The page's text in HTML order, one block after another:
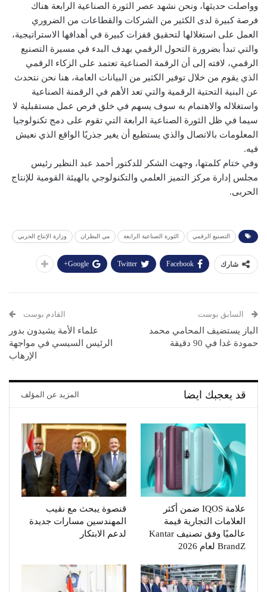
وواصلت حديثها، ونحن نشهد عصر الثورة الصناعية الرابعة هناك
فرصة كبيرة لدى الكثير من الشركات والقطاعات من الضروري
العمل على استغلالها لتحقيق قفزات كبيرة في أهدافها الاستراتيجية،
والتي تبدأ بضرورة التحول الرقمي بهدف البدء في مسيرة التصنيع
الرقمي، لافته إلى أن الرقمة الصناعية تعتمد على الزكاء الرقمي
الذي يقوم من خلال توفير الكثير من البيانات العامة، هنا نحن نتحدث
عن البنية التحتية الرقمية والتي تعد الأهم في الرقمنة الصناعية
واستغلاله والاهتمام به سوف يسهم في خلق فرص عمل مستقبلية لا
سيما في ظل الثورة الصناعية الرابعة التي تقوم على دمج تكنولوجيا
المعلومات بالاتصال والذي يستطيع أن يغير جذريًا الواقع الذي نعيش
فيه.
وفي ختام كلمتها، وجهت الشكر للدكتور أحمد عبد النظير رئيس
مجلس إدارة مركز التميز العلمي والتكنولوجي بالهيئة القومية للإنتاج
الحربى.
التصنيع الرقمي الثورة الصناعية الرابعة مي البطران وزارة الإنتاج الحربي
شارك Facebook
Twitter
Google+
السابق بوست
الباز يستضيف المحامي محمد
حمودة غدا في 90 دقيقة
القادم بوست
علماء الأمة يشيدون بدور
الرئيس السيسي في مواجهة
الإرهاب
قد يعجبك ايضا المزيد عن المؤلف
علامة IQOS ضمن أكثر
العلامات التجارية قيمة
عالميًا وفق تصنيف Kantar
BrandZ لعام 2026
قنصوة يبحث مع نقيب
المهندسين مسارات جديدة
لدعم الابتكار